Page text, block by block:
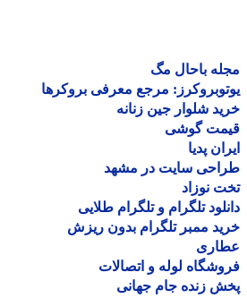
باحال مگ
مرجع معرفی بروکرها
شلوار جین زنانه
گوشی
پدیا
سایت در مشهد
نوزاد
تلگرام و تلگرام طلایی
ممبر تلگرام بدون ریزش
لوله و اتصالات
زنده جام جهانی